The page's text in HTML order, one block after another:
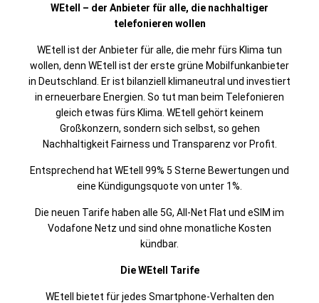
WEtell – der Anbieter für alle, die nachhaltiger
telefonieren wollen
WEtell ist der Anbieter für alle, die mehr fürs Klima tun
wollen, denn WEtell ist der erste grüne Mobilfunkanbieter
in Deutschland. Er ist bilanziell klimaneutral und investiert
in erneuerbare Energien. So tut man beim Telefonieren
gleich etwas fürs Klima. WEtell gehört keinem
Großkonzern, sondern sich selbst, so gehen
Nachhaltigkeit Fairness und Transparenz vor Profit.
Entsprechend hat WEtell 99% 5 Sterne Bewertungen und
eine Kündigungsquote von unter 1%.
Die neuen Tarife haben alle 5G, All-Net Flat und eSIM im
Vodafone Netz und sind ohne monatliche Kosten
kündbar.
Die WEtell Tarife
WEtell bietet für jedes Smartphone-Verhalten den